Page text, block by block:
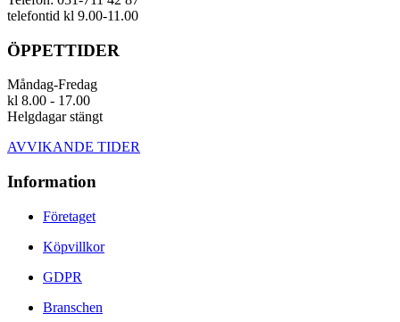
telefontid kl 9.00-11.00
ÖPPETTIDER
Måndag-Fredag
kl 8.00 - 17.00
Helgdagar stängt
AVVIKANDE TIDER
Information
Företaget
Köpvillkor
GDPR
Branschen